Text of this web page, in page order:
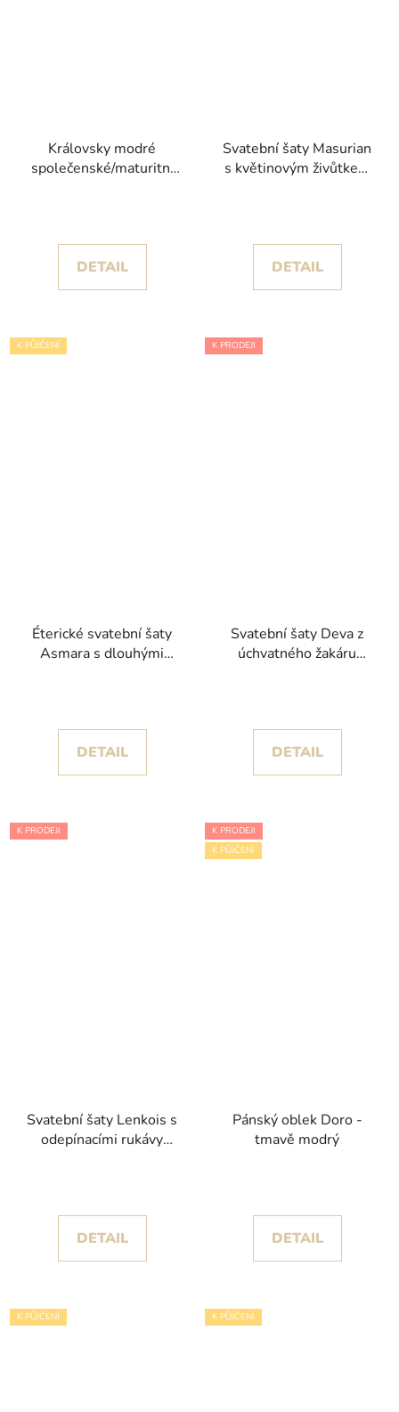
Královsky modré
společenské/maturitní
DETAIL
Svatební šaty Masurian
s květinovým živůtkem
DETAIL
K PŮJČENÍ
Éterické svatební šaty
Asmara s dlouhými
DETAIL
K PRODEJI
Svatební šaty Deva z
úchvatného žakáru
DETAIL
K PRODEJI
Svatební šaty Lenkois s
odepínacími rukávy
DETAIL
K PRODEJI
K PŮJČENÍ
Pánský oblek Doro -
tmavě modrý
DETAIL
K PŮJČENÍ K PŮJČENÍ